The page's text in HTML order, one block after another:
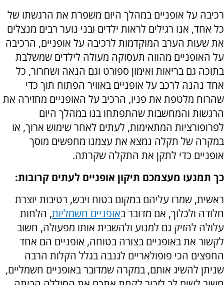
רכיבה על אופניים במהלך היום משפרת את הרגשתו של
כל אחד, אנו רגילים לראות ילדים ובני נוער רבים מנצלים
את שעות הערב המוקדמות לרכיבה על אופניים, הרכיבה
על האופניים מהווה תעסוקה מעולה לילדים שמשלבת
בתוכה גם בריאות ואימון ספורט וגם הנאה ושחרור, כל
אחד נהנה לרכב על אופניים באוויר הפתוח תוך כדי
שהרוח מלטפת את פניו, הרכיב על האופניים מחזירה את
הרגשות והמחשבות שהתפתחו בנו במהלך היום
לפרופורציות המתאימות, לעתים לאחר שימוש ארוך, או
במקרה של תקלה נמצא את עצמנו מחפשים מוסך
אופניים כדי לתקן את התקלה שקרתה.
כך תמנעו מעצמכם תיקון אופניים לעתים קרובות:
ראשית, שמרו עליהם במקום בטוח ויבש, רטיבות יוצרת
חלודה ולכלוך, אם מדובר באופניים חשמליות, הלחות
עלולה להזיק גם למנוע ולהשבית אותו מפעולה, חשוב
לקשור את באופניים בצורה בטוחה, אופניים הם אחד
החפצים הכי פופולאריים לגנבה בגלל הקלות הרבה
שניתן להשיג אותם, במקרה שמדובר באופניים חשמליים,